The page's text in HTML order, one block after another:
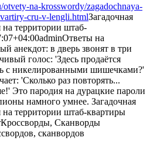
na-krosswordy/zagadochnaya-
cru-v-lengli.htmlЗагадочная
на территории штаб-
adminОтветы на
анекдот: в дверь звонят в три
голос: 'Здесь продаётся
с никелированными шишечками?'
'Сколько раз повторять...
Это пародия на дурацкие пароли
намного умнее. Загадочная
на территории штаб-квартиры
Кроссворды, Сканворды